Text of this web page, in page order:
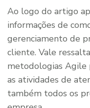
Ao logo do artigo
informações de
gerenciamento de
cliente. Vale
metodologias Agile
as atividades de
também todos os